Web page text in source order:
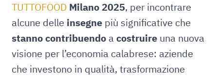
TUTTOFOOD Milano 2025, per incontrare
alcune delle insegne più significative che
stanno contribuendo a costruire una nuova
visione per l’economia calabrese: aziende
che investono in qualità, trasformazione